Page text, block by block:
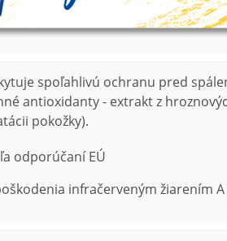
spoľahlivú ochranu pred
antioxidanty - extrakt z
pokožky).
odporúčaní EÚ
infračerveným žiarením A